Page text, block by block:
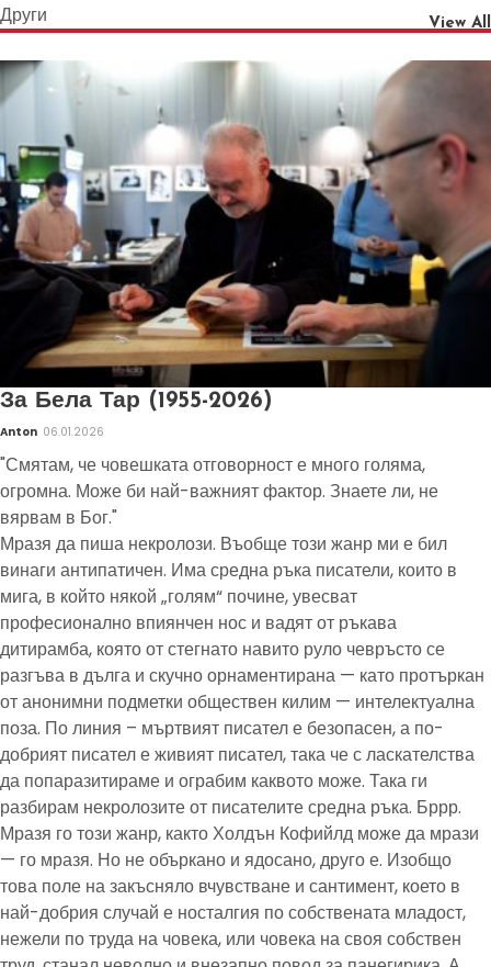
Други View All
За Бела Тар (1955-2026)
Anton 06.01.2026
"Смятам, че човешката отговорност е много голяма,
огромна. Може би най-важният фактор. Знаете ли, не
вярвам в Бог."
Мразя да пиша некролози. Въобще този жанр ми е бил
винаги антипатичен. Има средна ръка писатели, които в
мига, в който някой „голям“ почине, увесват
професионално впиянчен нос и вадят от ръкава
дитирамба, която от стегнато навито руло чевръсто се
разгъва в дълга и скучно орнаментирана — като протъркан
от анонимни подметки обществен килим — интелектуална
поза. По линия – мъртвият писател е безопасен, а по-
добрият писател е живият писател, така че с ласкателства
да попаразитираме и ограбим каквото може. Така ги
разбирам некролозите от писателите средна ръка. Бррр.
Мразя го този жанр, както Холдън Кофийлд може да мрази
— го мразя. Но не объркано и ядосано, друго е. Изобщо
това поле на закъсняло вчувстване и сантимент, което в
най-добрия случай е носталгия по собствената младост,
нежели по труда на човека, или човека на своя собствен